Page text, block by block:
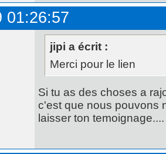
01:26:57
jipi a écrit :
Merci pour le lien
Si tu as des choses a
c'est que nous pouvons
laisser ton temoignage....